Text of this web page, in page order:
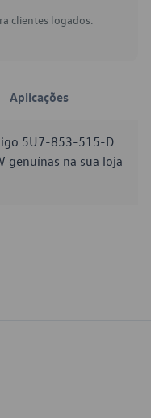
clientes logados.
Aplicações
5U7-853-515-D
genuínas na sua loja